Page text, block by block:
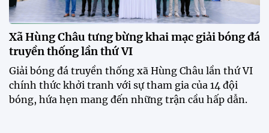
Tài Lộc trở lại, ĐT Việt Nam
"khổ luyện" dưới nắng gắt tại
Hà Nội
12:12 26/07/2026
HLV Kim Sang-sik: "Tuyển Việt
Nam sẽ mang sự tự tin này vào